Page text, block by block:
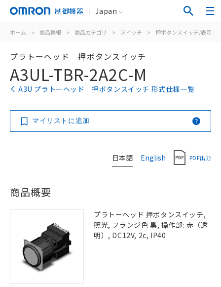
制御機器 Japan
ホーム > 商品情報 > 商品カテゴリ > スイッチ > 押ボタンスイッチ/表示灯
プラトーヘッド 押ボタンスイッチ
A3UL-TBR-2A2C-M
A3U プラトーヘッド 押ボタンスイッチ 形式仕様一覧
マイリストに追加
日本語 English PDF出力
商品概要
プラトーヘッド 押ボタンスイッチ,
照光, フランジ色 黒, 操作部: 赤（透
明）, DC12V, 2c, IP40